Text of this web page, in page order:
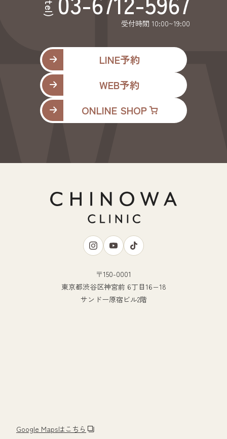
(tel)
受付時間 10:00~19:00
LINE予約
WEB予約
ONLINE SHOP
Google Mapsはこちら
〒150-0001
東京都渋谷区神宮前 6丁目16−18
サンドー原宿ビル2階